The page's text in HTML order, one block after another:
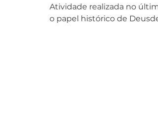
Atividade realizada no
o papel histórico de